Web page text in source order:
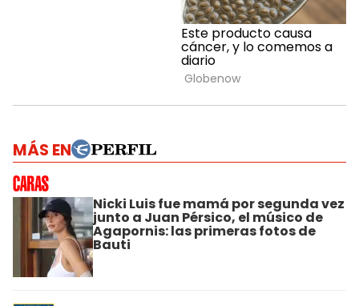
MÁS EN
Nicki Luis fue mamá por segunda vez
junto a Juan Pérsico, el músico de
Agapornis: las primeras fotos de
Bauti